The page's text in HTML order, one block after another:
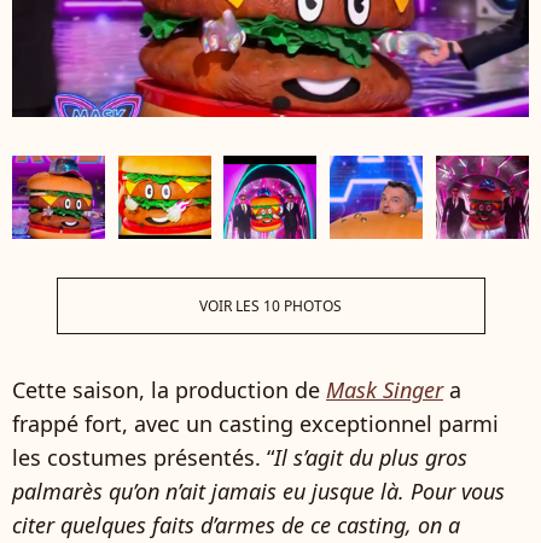
VOIR LES 10 PHOTOS
Cette saison, la production de Mask Singera
frappé fort, avec un casting exceptionnel parmi
les costumes présentés. “Il s’agit du plus gros
palmarès qu’on n’ait jamais eu jusque là. Pour vous
citer quelques faits d’armes de ce casting, on a